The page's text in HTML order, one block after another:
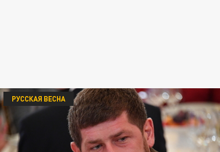
РУССКАЯ ВЕСНА